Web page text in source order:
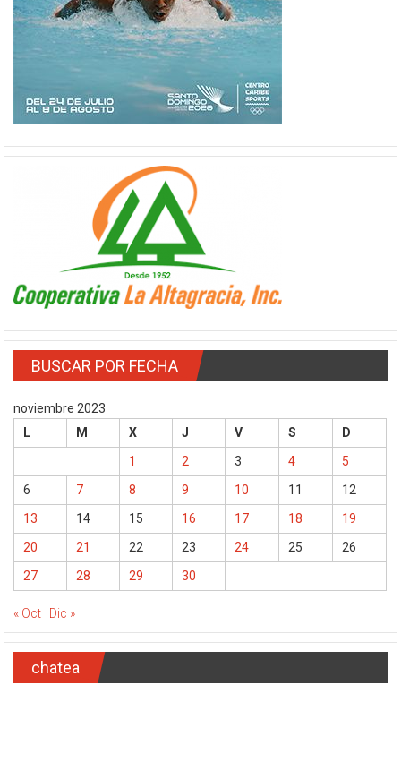
BUSCAR POR FECHA
noviembre 2023
L
M X J V S
D
1
2 3 4
5
6
7 8 9 10 11
12
13
14 15 16 17 18
19
20
21 22 23 24 25
26
27
28 29 30
« Oct Dic »
chatea